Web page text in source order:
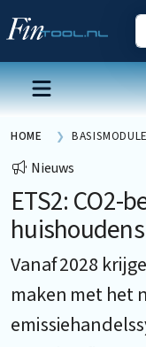
HOME BASISMODULE
Nieuws
ETS2: CO2-
Vanaf 2028
maken met het